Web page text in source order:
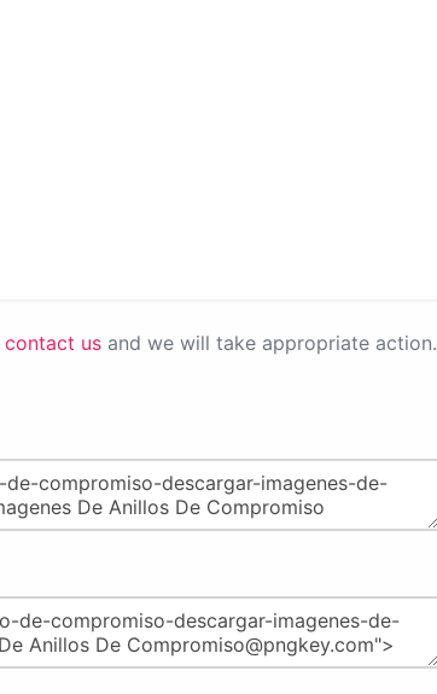
contact us and we will take appropriate action.